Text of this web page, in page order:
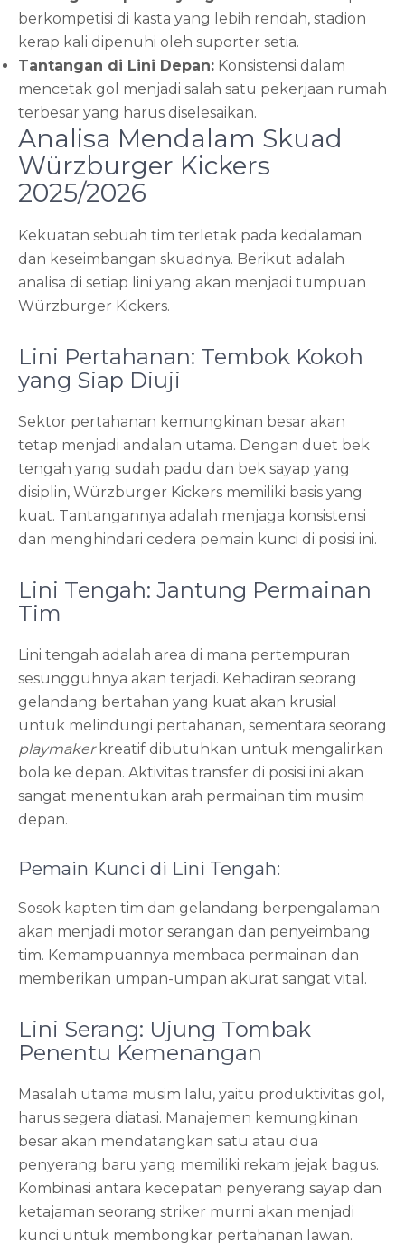
berkompetisi di kasta yang lebih rendah, stadion
kerap kali dipenuhi oleh suporter setia.
Tantangan di Lini Depan: Konsistensi dalam
mencetak gol menjadi salah satu pekerjaan rumah
terbesar yang harus diselesaikan.
Analisa Mendalam Skuad
Würzburger Kickers
2025/2026
Kekuatan sebuah tim terletak pada kedalaman
dan keseimbangan skuadnya. Berikut adalah
analisa di setiap lini yang akan menjadi tumpuan
Würzburger Kickers.
Lini Pertahanan: Tembok Kokoh
yang Siap Diuji
Sektor pertahanan kemungkinan besar akan
tetap menjadi andalan utama. Dengan duet bek
tengah yang sudah padu dan bek sayap yang
disiplin, Würzburger Kickers memiliki basis yang
kuat. Tantangannya adalah menjaga konsistensi
dan menghindari cedera pemain kunci di posisi ini.
Lini Tengah: Jantung Permainan
Tim
Lini tengah adalah area di mana pertempuran
sesungguhnya akan terjadi. Kehadiran seorang
gelandang bertahan yang kuat akan krusial
untuk melindungi pertahanan, sementara seorang
playmakerkreatif dibutuhkan untuk mengalirkan
bola ke depan. Aktivitas transfer di posisi ini akan
sangat menentukan arah permainan tim musim
depan.
Pemain Kunci di Lini Tengah:
Sosok kapten tim dan gelandang berpengalaman
akan menjadi motor serangan dan penyeimbang
tim. Kemampuannya membaca permainan dan
memberikan umpan-umpan akurat sangat vital.
Lini Serang: Ujung Tombak
Penentu Kemenangan
Masalah utama musim lalu, yaitu produktivitas gol,
harus segera diatasi. Manajemen kemungkinan
besar akan mendatangkan satu atau dua
penyerang baru yang memiliki rekam jejak bagus.
Kombinasi antara kecepatan penyerang sayap dan
ketajaman seorang striker murni akan menjadi
kunci untuk membongkar pertahanan lawan.